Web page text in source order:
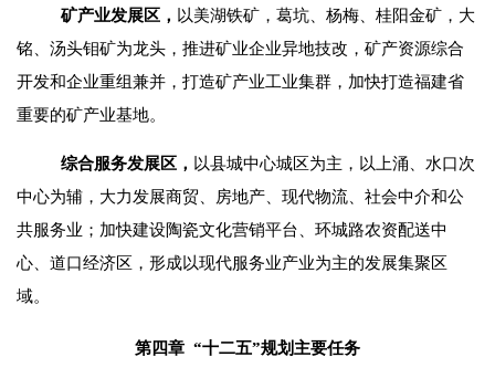
矿产业发展区， 以美湖铁矿，葛坑、杨梅、桂阳金矿，大
铭、汤头钼矿为龙头，推进矿业企业异地技改 ，矿产资源综合
开发和企业重组兼并，打造矿产业工业集群， 加快打造福建省
重要的矿产业基地。
综合服务发展区， 以县城中心城区为主，以上涌、水口次
中心为辅，大力发展商贸、房地产、现代物流、社会中介和公
共服务业；加快建设陶瓷文化营销平台 、环城路农资配送中
心 、道口经济区 ，形成以现代服务业产业为主的发展集聚区
域。
第四章 “十二五”规划主要任务